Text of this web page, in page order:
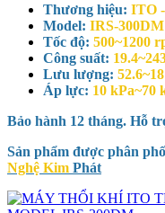
Thương hiệu: ITO
Model: IRS-300DM
Tốc độ: 500~1200
Công suất:
Lưu lượng:
Áp lực: 10 kPa~70
Bảo hành 12 tháng. Hỗ
Sản phẩm được phân
Nghệ Kim Phát